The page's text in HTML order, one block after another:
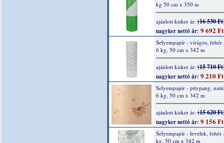
kg 50 cm x 350 m
ajánlott kisker ár:(16 530
nagyker nettó ár: 9 692 Ft
Selyempapír - virágos, fehér
6 kg, 50 cm x 342 m
ajánlott kisker ár:(15 710
nagyker nettó ár: 9 210 Ft
Selyempapír - pitypang,
6 kg, 50 cm x 342 m
ajánlott kisker ár:(15 620
nagyker nettó ár: 9 156 Ft
Selyempapír - levelek, fehér
kg, 50 cm x 342 m